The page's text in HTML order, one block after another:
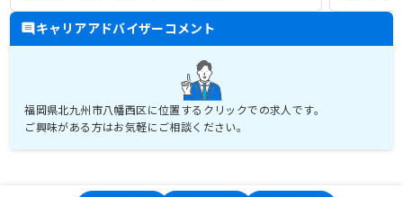
キャリアアドバイザーコメント
福岡県北九州市八幡西区に位置するクリックでの求人です。
ご興味がある方はお気軽にご相談ください。